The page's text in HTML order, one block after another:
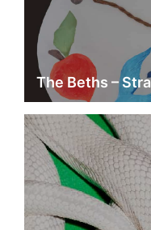
The Beths –